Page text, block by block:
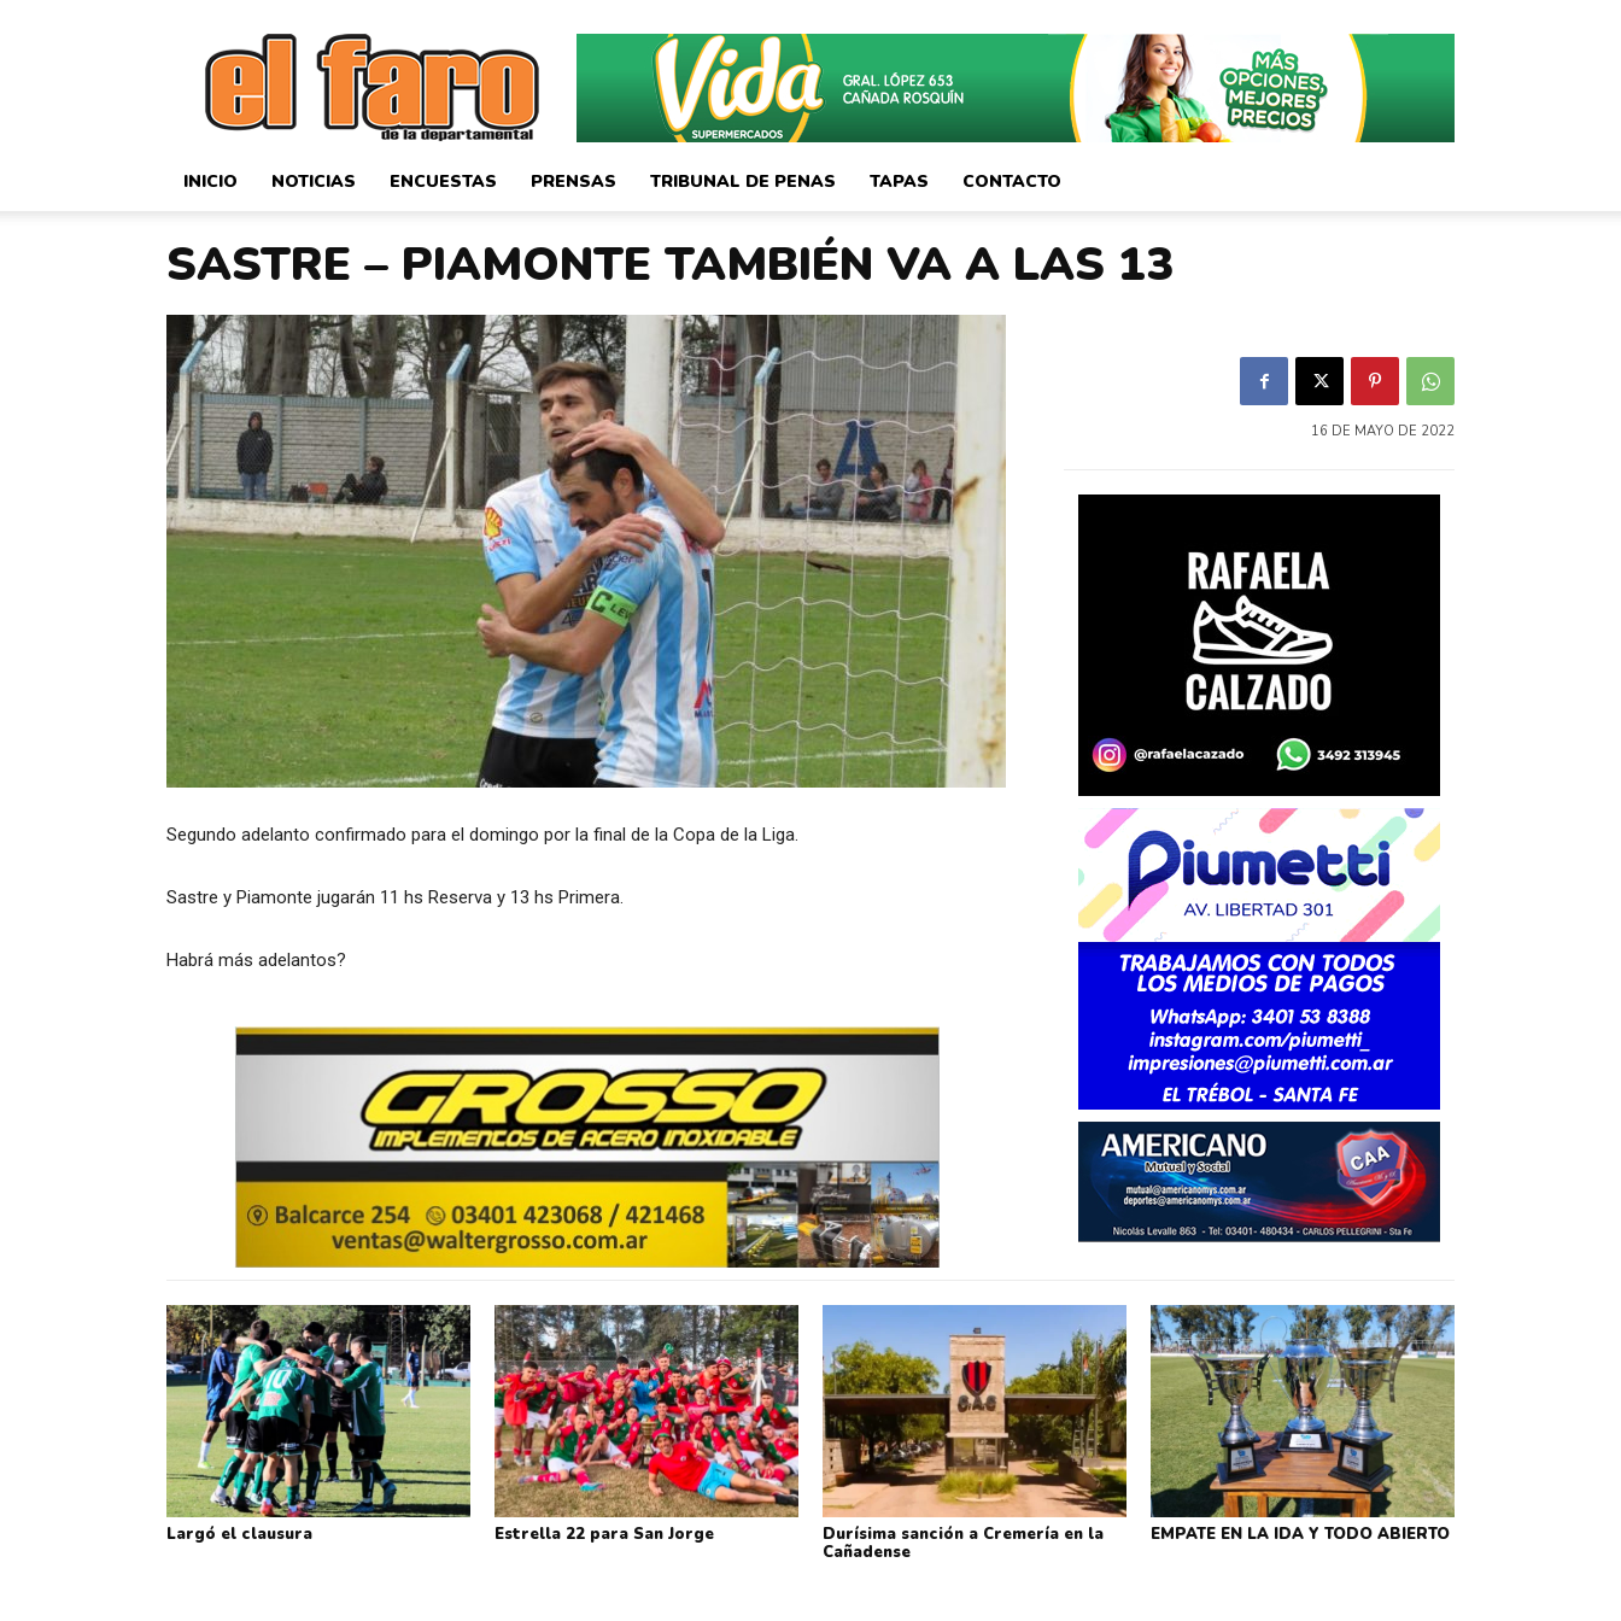
El
Faro
Deportivo
INICIO NOTICIAS ENCUESTAS PRENSAS TRIBUNAL DE PENAS TAPAS CONTACTO
SASTRE – PIAMONTE TAMBIÉN VA A LAS 13
Segundo adelanto confirmado para el domingo por la final de la Copa de la Liga.
Sastre y Piamonte jugarán 11 hs Reserva y 13 hs Primera.
Habrá más adelantos?
16 DE MAYO DE 2022
Largó el clausura Estrella 22 para San Jorge
Durísima sanción a Cremería en la
Cañadense
EMPATE EN LA IDA Y TODO ABIERTO